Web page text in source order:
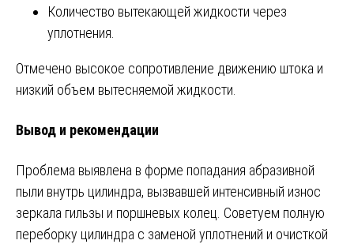
Количество вытекающей жидкости через
уплотнения.
Отмечено высокое сопротивление движению штока и
низкий объем вытесняемой жидкости.
Вывод и рекомендации
Проблема выявлена в форме попадания абразивной
пыли внутрь цилиндра, вызвавшей интенсивный износ
зеркала гильзы и поршневых колец. Советуем полную
переборку цилиндра с заменой уплотнений и очисткой